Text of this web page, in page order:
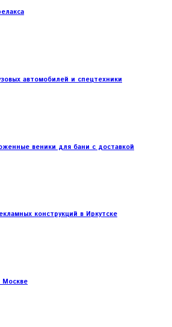
автомобилей и спецтехники
веники для бани с доставкой
конструкций в Иркутске
Москве